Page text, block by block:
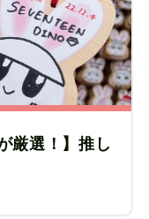
厳選！】推し